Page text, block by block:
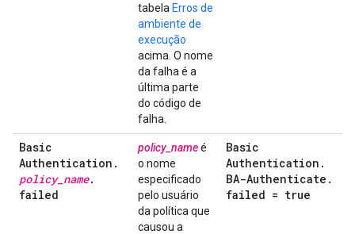
tabela Erros de
ambiente de
execução
acima. O nome
da falha é a
última parte
do código de
falha.
Basic
Authentication .
policy_ name.
failed
policy_nameé
o nome
especificado
pelo usuário
da política que
causou a
Basic
Authentication .
BA-Authenticate .
failed = true